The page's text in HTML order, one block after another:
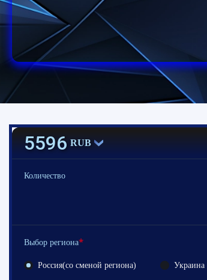
5596 RUB
Количество
Выбор региона*
Россия(со сменой региона) Украина